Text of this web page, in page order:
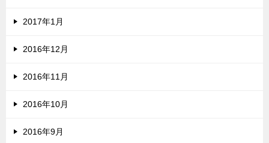
2017年1月
2016年12月
2016年11月
2016年10月
2016年9月